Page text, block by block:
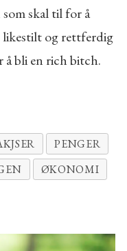
skal til for å
likestilt og rettferdig
å bli en rich bitch.
PENGER
ØKONOMI